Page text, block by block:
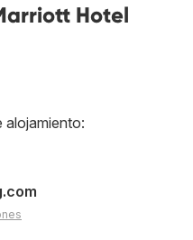
Hotel
alojamiento: